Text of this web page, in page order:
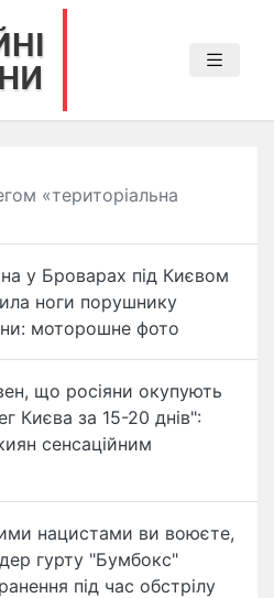
«територіальна
у Броварах під Києвом
ноги порушнику
моторошне фото
що росіяни окупують
Києва за 15-20 днів":
сенсаційним
нацистами ви воюєте,
гурту "Бумбокс"
під час обстрілу